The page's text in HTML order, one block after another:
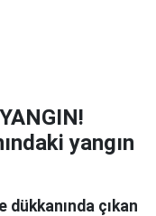
yangın
çıkan